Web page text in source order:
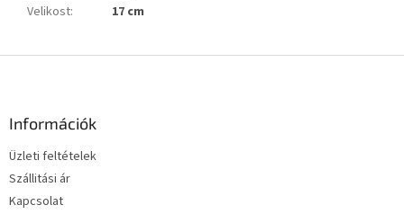
Velikost: 17 cm
Információk
Üzleti feltételek
Szállitási ár
Kapcsolat